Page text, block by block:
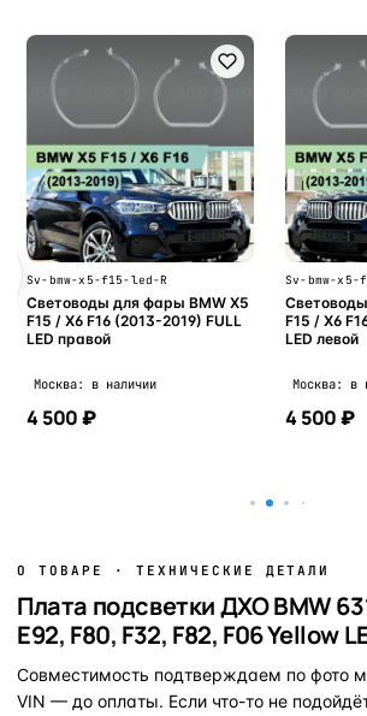
Sv-bmw-x5-f15-led-R
Световоды для фары BMW X5
F15 / X6 F16 (2013-2019) FULL
LED правой
Москва: в наличии
4 500 ₽
Sv-bmw-
F15 / X6
LED левой
Москва: в
4 500 ₽
О ТОВАРЕ · ТЕХНИЧЕСКИЕ ДЕТАЛИ
Плата подсветки ДХО BMW
E92, F80, F32, F82, F06 Yellow
Совместимость подтверждаем по фото
VIN — до оплаты. Если что-то не